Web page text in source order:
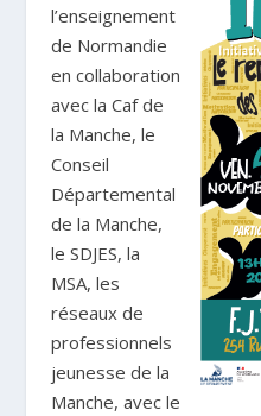
l’enseignement
de Normandie
en collaboration
avec la Caf de
la Manche, le
Conseil
Départemental
de la Manche,
le SDJES, la
MSA, les
réseaux de
professionnels
jeunesse de la
Manche, avec le